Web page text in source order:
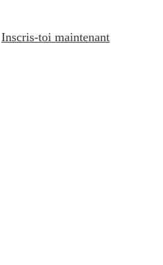
Inscris-toi maintenant